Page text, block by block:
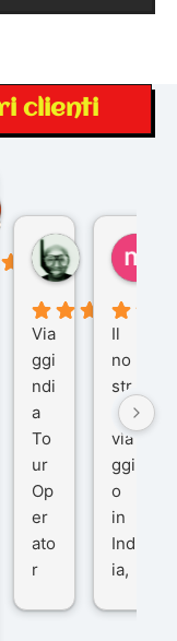
clienti
Gina Rantucci
7 mesi fa
zurriaman
9 mesi fa
Via
ggi
ndi
a
To
ur
Op
er
ato
r
Il
no
str
o
via
ggi
o
in
Ind
ia,